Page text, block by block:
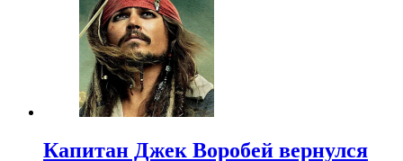
Капитан Джек Воробей вернулся